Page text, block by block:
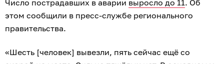
Число пострадавших в аварии выросло до 11. Об
этом сообщили в пресс-службе регионального
правительства.
«Шесть [человек] вывезли, пять сейчас ещё со